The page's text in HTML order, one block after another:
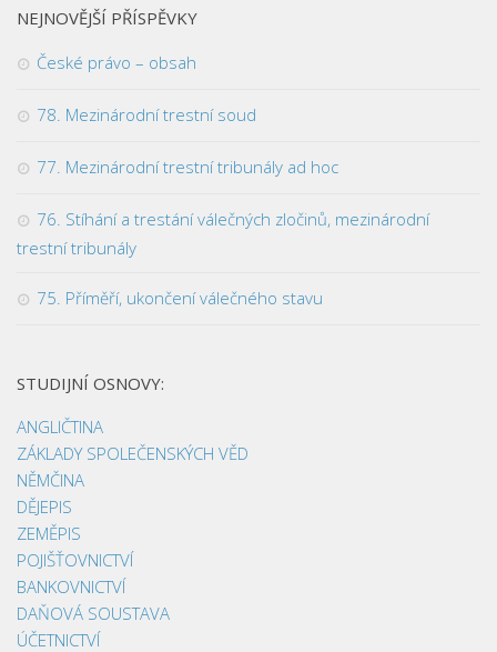
NEJNOVĚJŠÍ PŘÍSPĚVKY
České právo – obsah
78. Mezinárodní trestní soud
77. Mezinárodní trestní tribunály ad hoc
76. Stíhání a trestání válečných zločinů, mezinárodní
trestní tribunály
75. Příměří, ukončení válečného stavu
STUDIJNÍ OSNOVY:
ANGLIČTINA
ZÁKLADY SPOLEČENSKÝCH VĚD
NĚMČINA
DĚJEPIS
ZEMĚPIS
POJIŠŤOVNICTVÍ
BANKOVNICTVÍ
DAŇOVÁ SOUSTAVA
ÚČETNICTVÍ